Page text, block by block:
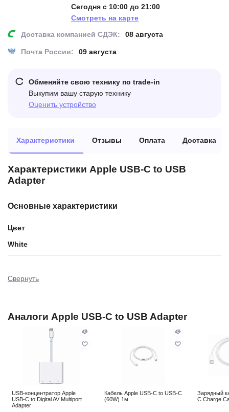
Сегодня с 10:00 до 21:00
Смотреть на карте
Доставка компанией СДЭК:
08 августа
Почта России: 09 августа
Обменяйте свою технику по trade-in
Выкупим вашу старую технику
Оценить устройство
Характеристики Отзывы Оплата Доставка
Характеристики Apple USB-C to USB
Adapter
Основные характеристики
Цвет
White
Свернуть
Аналоги Apple USB-C to USB Adapter
USB-концентратор Apple
USB-C to Digital AV Multiport
Adapter
Кабель Apple USB-C to USB-C
(60W) 1м
Зарядный
C Charge